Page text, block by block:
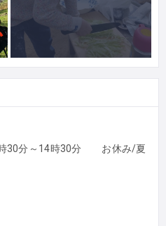
時30分～14時30分 お休み/夏